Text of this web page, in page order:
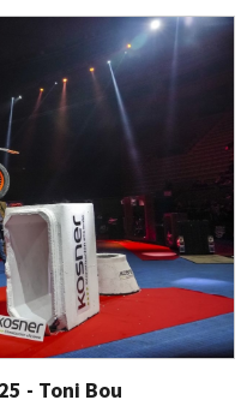
- Toni Bou